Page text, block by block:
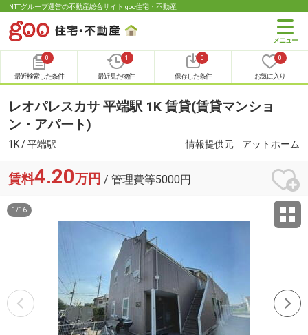
NTTグループ運営の不動産総合サイト goo住宅・不動産
0
最近検索した条件
1
最近見た物件
0
保存した条件
0
お気に入り
レオパレスカサ 平端駅 1K 賃貸(賃貸マンショ
ン・アパート)
1K / 平端駅 情報提供元 アットホーム
賃料4.20万円 / 管理費等5000円
1 /16